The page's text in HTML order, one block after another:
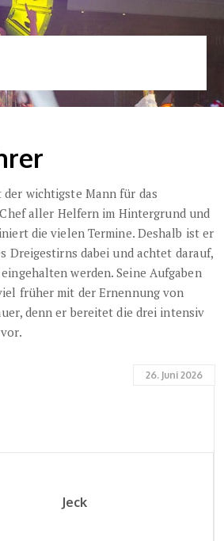
wichtigste Mann für das
aller Helfern im Hintergrund und
die vielen Termine. Deshalb ist er
Dreigestirns dabei und achtet darauf,
werden. Seine Aufgaben
früher mit der Ernennung von
denn er bereitet die drei intensiv
26. Juni 2026
Jeck